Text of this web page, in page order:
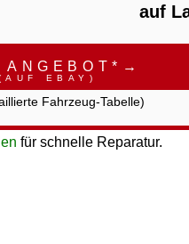
auf
ANGEBOT*→
EBAY)
Fahrzeug-Tabelle)
für schnelle Reparatur.